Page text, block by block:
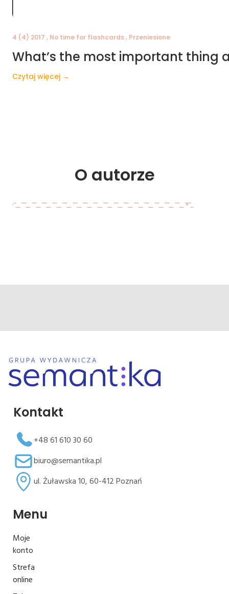
4 (4) 2017 , No time for flashcards , Przeniesione
What’s the most important thing
Czytaj więcej →
O autorze
Kontakt
+48 61 610 30 60
biuro@semantika.pl
ul. Żuławska 10, 60-412 Poznań
Menu
Moje
konto
Strefa
online